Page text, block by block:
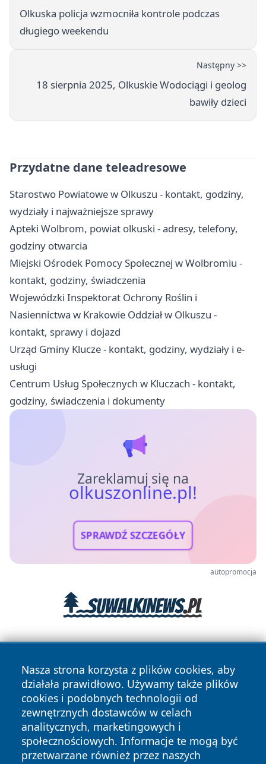
Olkuska policja wzmocniła kontrole podczas
długiego weekendu
Następny >>
18 sierpnia 2025, Olkuskie Wodociągi i geolog
bawiły dzieci
Przydatne dane teleadresowe
Starostwo Powiatowe w Olkuszu - kontakt, godziny,
wydziały i najważniejsze sprawy
Apteki Wolbrom, powiat olkuski - adresy, telefony,
godziny otwarcia
Miejski Ośrodek Pomocy Społecznej w Wolbromiu -
kontakt, godziny, świadczenia
Wojewódzki Inspektorat Ochrony Roślin i
Nasiennictwa w Krakowie Oddział w Olkuszu -
kontakt, sprawy i dojazd
Urząd Gminy Klucze - kontakt, godziny, wydziały i e-
usługi
Centrum Usług Społecznych w Kluczach - kontakt,
godziny, świadczenia i dokumenty
Zareklamuj się na
olkuszonline.pl!
SPRAWDŹ SZCZEGÓŁY
autopromocja
Nasza strona korzysta z plików cookies, aby
działała prawidłowo. Używamy także plików
cookies i podobnych technologii od
zewnętrznych dostawców w celach
analitycznych, marketingowych i
społecznościowych. Informacje te mogą być
przetwarzane również przez naszych
Copyright © 2026 olkuszonline.pl Wszystkie prawa
zastrzeżone.